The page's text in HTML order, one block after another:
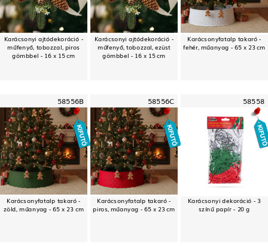
Karácsonyi ajtódekoráció -
műfenyő, tobozzal, piros
gömbbel - 16 x 15 cm
Karácsonyi ajtódekoráció -
műfenyő, tobozzal, ezüst
gömbbel - 16 x 15 cm
Karácsonyfatalp takaró -
fehér, műanyag - 65 x 23 cm
58556B
Karácsonyfatalp takaró -
zöld, műanyag - 65 x 23 cm
58556C
Karácsonyfatalp takaró -
piros, műanyag - 65 x 23 cm
58558
Karácsonyi dekoráció - 3
színű papír - 20 g